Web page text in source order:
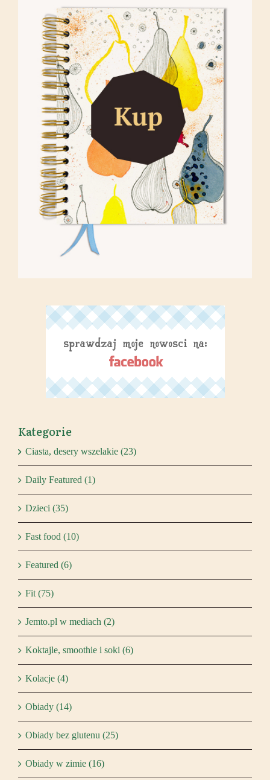
Kategorie
Ciasta, desery wszelakie (23)
Daily Featured (1)
Dzieci (35)
Fast food (10)
Featured (6)
Fit (75)
Jemto.pl w mediach (2)
Koktajle, smoothie i soki (6)
Kolacje (4)
Obiady (14)
Obiady bez glutenu (25)
Obiady w zimie (16)